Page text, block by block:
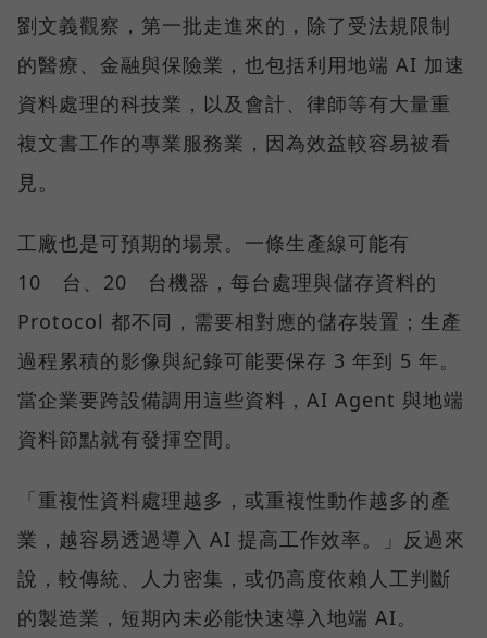
劉文義觀察，第一批走進來的，除了受法規限制
的醫療、金融與保險業，也包括利用地端 AI 加速
資料處理的科技業，以及會計、律師等有大量重
複文書工作的專業服務業，因為效益較容易被看
見。
工廠也是可預期的場景。一條生產線可能有
10 台、20 台機器，每台處理與儲存資料的
Protocol 都不同，需要相對應的儲存裝置；生產
過程累積的影像與紀錄可能要保存 3 年到 5 年。
當企業要跨設備調用這些資料，AI Agent 與地端
資料節點就有發揮空間。
「重複性資料處理越多，或重複性動作越多的產
業，越容易透過導入 AI 提高工作效率。」反過來
說，較傳統、人力密集，或仍高度依賴人工判斷
的製造業，短期內未必能快速導入地端 AI。